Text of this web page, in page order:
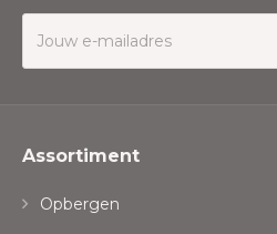
Assortiment
Opbergen